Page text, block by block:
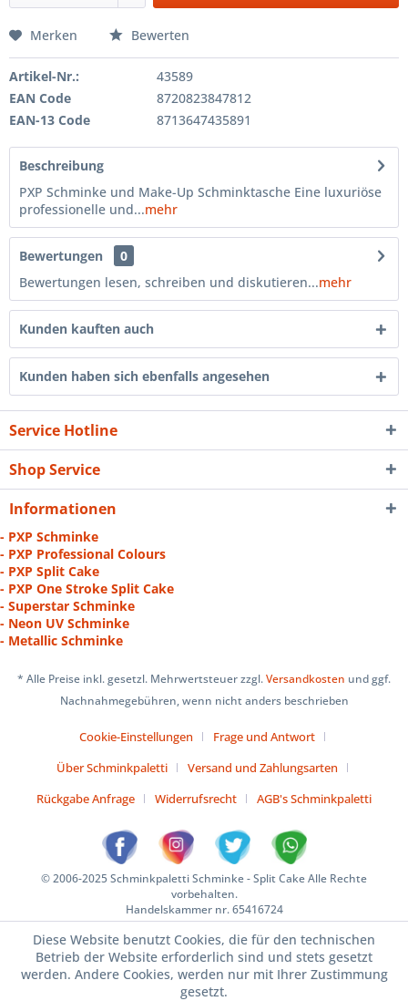
Merken Bewerten
Artikel-Nr.:
43589
EAN Code
8720823847812
EAN-13 Code
8713647435891
Beschreibung
PXP Schminke und Make-Up Schminktasche Eine luxuriöse
professionelle und...mehr
Bewertungen
0
Bewertungen lesen, schreiben und diskutieren...mehr
Kunden kauften auch
Kunden haben sich ebenfalls angesehen
Service Hotline
Shop Service
Informationen
- PXP Schminke
- PXP Professional Colours
- PXP Split Cake
- PXP One Stroke Split Cake
- Superstar Schminke
- Neon UV Schminke
- Metallic Schminke
* Alle Preise inkl. gesetzl. Mehrwertsteuer zzgl.Versandkosten und ggf.
Nachnahmegebühren, wenn nicht anders beschrieben
Cookie-Einstellungen
Frage und Antwort
Über Schminkpaletti
Versand und Zahlungsarten
Rückgabe Anfrage
Widerrufsrecht AGB's Schminkpaletti
© 2006-2025 Schminkpaletti Schminke - Split Cake Alle Rechte
vorbehalten.
Handelskammer nr. 65416724
Diese Website benutzt Cookies, die für den technischen
Betrieb der Website erforderlich sind und stets gesetzt
werden. Andere Cookies, werden nur mit Ihrer Zustimmung
gesetzt.